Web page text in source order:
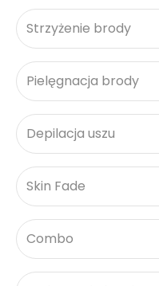
Strzyżenie brody
Pielęgnacja brody
Depilacja uszu
Skin Fade
Combo